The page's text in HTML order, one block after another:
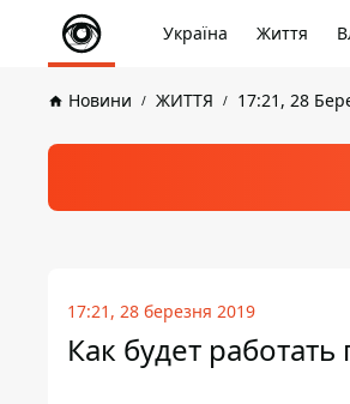
Україна Життя
Новини ЖИТТЯ 17:21, 28
17:21, 28 березня 2019
Как будет